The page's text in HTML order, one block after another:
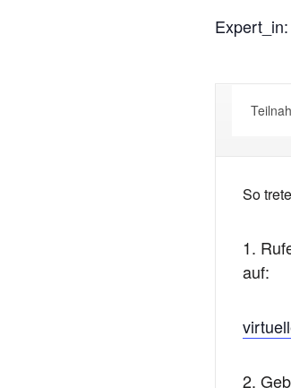
So
1.
auf:
2.